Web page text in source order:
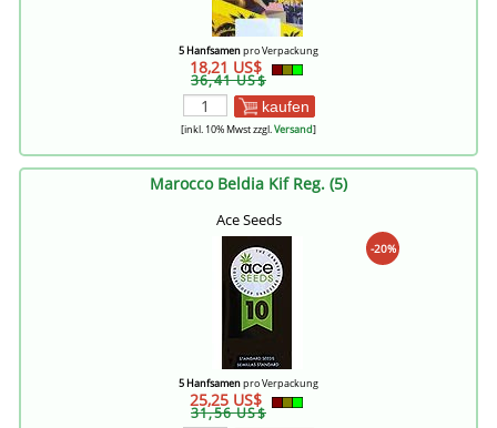
5 Hanfsamenpro Verpackung
18,21 US$
36,41 US$
kaufen
[inkl. 10% Mwst zzgl.Versand]
Marocco Beldia Kif Reg. (5)
Ace Seeds
-20%
5 Hanfsamenpro Verpackung
25,25 US$
31,56 US$